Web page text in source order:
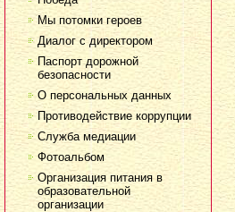
Мы потомки героев
Диалог с директором
Паспорт дорожной
безопасности
О персональных данных
Противодействие коррупции
Служба медиации
Фотоальбом
Организация питания в
образовательной
организации